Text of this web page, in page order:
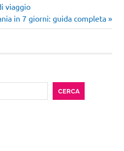
viaggio
in 7 giorni: guida completa
CERCA